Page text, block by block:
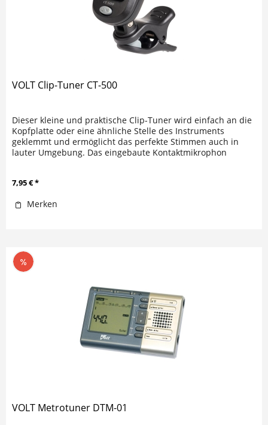
VOLT Clip-Tuner CT-500
Dieser kleine und praktische Clip-Tuner wird einfach an die
Kopfplatte oder eine ähnliche Stelle des Instruments
geklemmt und ermöglicht das perfekte Stimmen auch in
lauter Umgebung. Das eingebaute Kontaktmikrophon
7,95 € *
Merken
VOLT Metrotuner DTM-01